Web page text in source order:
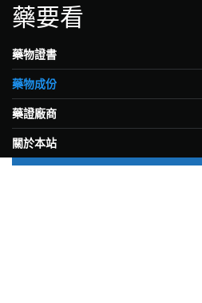
藥要看
藥物證書
藥物成份
藥證廠商
關於本站